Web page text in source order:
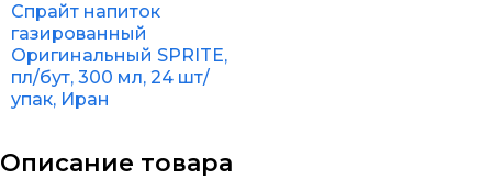
Спрайт напиток
газированный
Оригинальный SPRITE,
пл/бут, 300 мл, 24 шт/
упак, Иран
Описание товара